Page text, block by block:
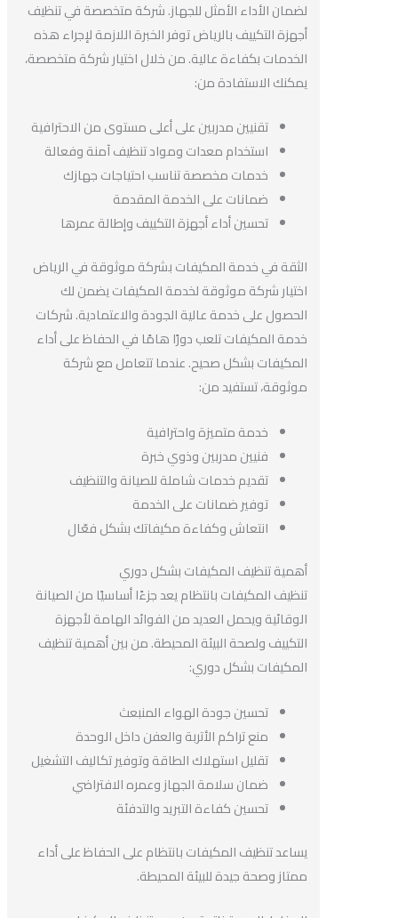
لضمان الأداء الأمثل للجهاز. شركة متخصصة في تنظيف
أجهزة التكييف بالرياض توفر الخبرة اللازمة لإجراء هذه
الخدمات بكفاءة عالية. من خلال اختيار شركة متخصصة،
يمكنك الاستفادة من:
تقنيين مدربين على أعلى مستوى من الاحترافية
استخدام معدات ومواد تنظيف آمنة وفعالة
خدمات مخصصة تناسب احتياجات جهازك
ضمانات على الخدمة المقدمة
تحسين أداء أجهزة التكييف وإطالة عمرها
الثقة في خدمة المكيفات بشركة موثوقة في الرياض
اختيار شركة موثوقة لخدمة المكيفات يضمن لك
الحصول على خدمة عالية الجودة والاعتمادية. شركات
خدمة المكيفات تلعب دورًا هامًا في الحفاظ على أداء
المكيفات بشكل صحيح. عندما تتعامل مع شركة
موثوقة، تستفيد من:
خدمة متميزة واحترافية
فنيين مدربين وذوي خبرة
تقديم خدمات شاملة للصيانة والتنظيف
توفير ضمانات على الخدمة
انتعاش وكفاءة مكيفاتك بشكل فعّال
أهمية تنظيف المكيفات بشكل دوري
تنظيف المكيفات بانتظام يعد جزءًا أساسيًا من الصيانة
الوقائية ويحمل العديد من الفوائد الهامة لأجهزة
التكييف ولصحة البيئة المحيطة. من بين أهمية تنظيف
المكيفات بشكل دوري:
تحسين جودة الهواء المنبعث
منع تراكم الأتربة والعفن داخل الوحدة
تقليل استهلاك الطاقة وتوفير تكاليف التشغيل
ضمان سلامة الجهاز وعمره الافتراضي
تحسين كفاءة التبريد والتدفئة
يساعد تنظيف المكيفات بانتظام على الحفاظ على أداء
ممتاز وصحة جيدة للبيئة المحيطة.